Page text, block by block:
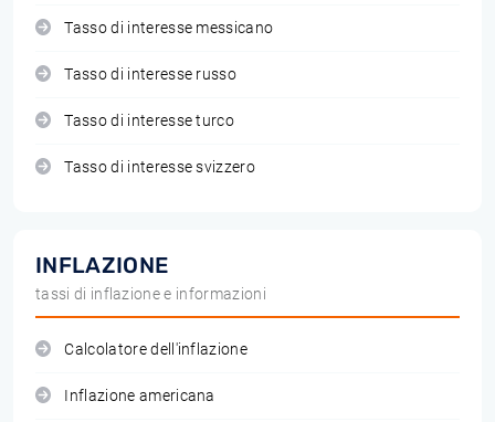
Tasso di interesse messicano
Tasso di interesse russo
Tasso di interesse turco
Tasso di interesse svizzero
INFLAZIONE
tassi di inflazione e informazioni
Calcolatore dell'inflazione
Inflazione americana